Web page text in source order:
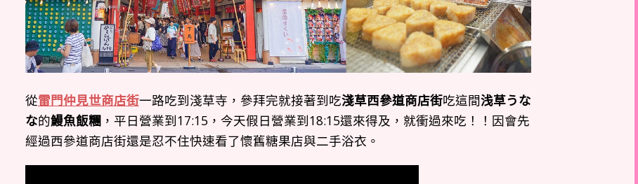
從雷門仲見世商店街一路吃到淺草寺，參拜完就接著到吃淺草西參道商店街吃這間浅草うな
な的鰻魚飯糰 ，平日營業到17:15，今天假日營業到18:15還來得及，就衝過來吃！！因會先
經過西參道商店街還是忍不住快速看了懷舊糖果店與二手浴衣。